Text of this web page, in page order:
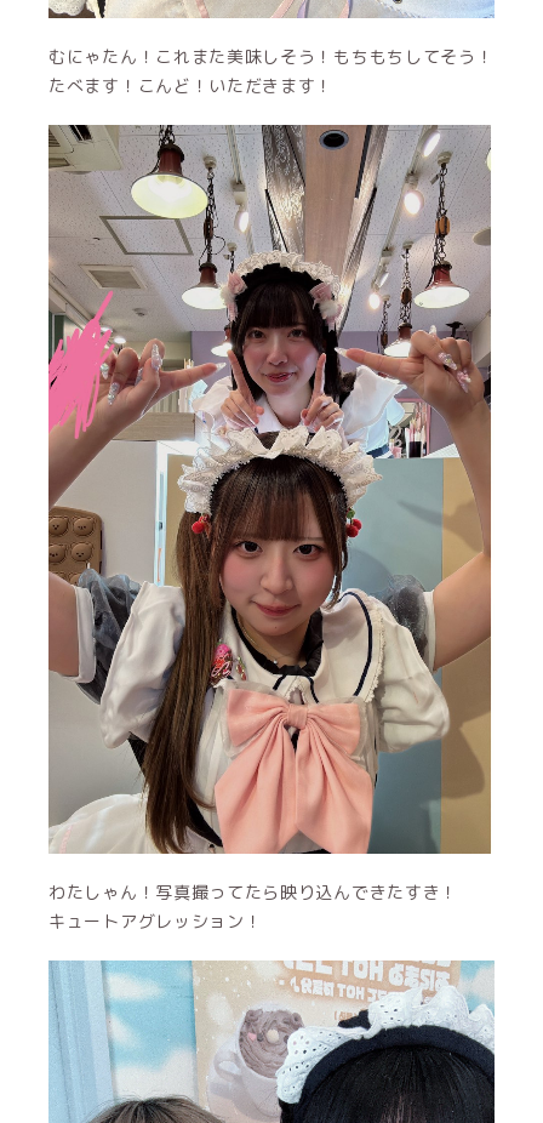
むにゃたん！これまた美味しそう！もちもちしてそう！
たべます！こんど！いただきます！
わたしゃん！写真撮ってたら映り込んできたすき！
キュートアグレッション！